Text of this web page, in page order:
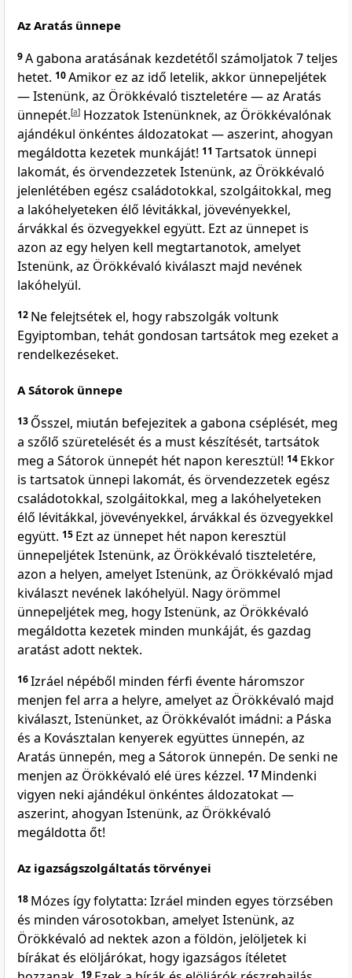
Az Aratás ünnepe
9A gabona aratásának kezdetétől számoljatok 7 teljes
hetet. 10Amikor ez az idő letelik, akkor ünnepeljétek
— Istenünk, az Örökkévaló tiszteletére — az Aratás
ünnepét.[a] Hozzatok Istenünknek, az Örökkévalónak
ajándékul önkéntes áldozatokat — aszerint, ahogyan
megáldotta kezetek munkáját! 11 Tartsatok ünnepi
lakomát, és örvendezzetek Istenünk, az Örökkévaló
jelenlétében egész családotokkal, szolgáitokkal, meg
a lakóhelyeteken élő lévitákkal, jövevényekkel,
árvákkal és özvegyekkel együtt. Ezt az ünnepet is
azon az egy helyen kell megtartanotok, amelyet
Istenünk, az Örökkévaló kiválaszt majd nevének
lakóhelyül.
12 Ne felejtsétek el, hogy rabszolgák voltunk
Egyiptomban, tehát gondosan tartsátok meg ezeket a
rendelkezéseket.
A Sátorok ünnepe
13 Ősszel, miután befejezitek a gabona cséplését, meg
a szőlő szüretelését és a must készítését, tartsátok
meg a Sátorok ünnepét hét napon keresztül! 14 Ekkor
is tartsatok ünnepi lakomát, és örvendezzetek egész
családotokkal, szolgáitokkal, meg a lakóhelyeteken
élő lévitákkal, jövevényekkel, árvákkal és özvegyekkel
együtt. 15 Ezt az ünnepet hét napon keresztül
ünnepeljétek Istenünk, az Örökkévaló tiszteletére,
azon a helyen, amelyet Istenünk, az Örökkévaló mjad
kiválaszt nevének lakóhelyül. Nagy örömmel
ünnepeljétek meg, hogy Istenünk, az Örökkévaló
megáldotta kezetek minden munkáját, és gazdag
aratást adott nektek.
16Izráel népéből minden férfi évente háromszor
menjen fel arra a helyre, amelyet az Örökkévaló majd
kiválaszt, Istenünket, az Örökkévalót imádni: a Páska
és a Kovásztalan kenyerek együttes ünnepén, az
Aratás ünnepén, meg a Sátorok ünnepén. De senki ne
menjen az Örökkévaló elé üres kézzel. 17 Mindenki
vigyen neki ajándékul önkéntes áldozatokat —
aszerint, ahogyan Istenünk, az Örökkévaló
megáldotta őt!
Az igazságszolgáltatás törvényei
18 Mózes így folytatta: Izráel minden egyes törzsében
és minden városotokban, amelyet Istenünk, az
Örökkévaló ad nektek azon a földön, jelöljetek ki
bírákat és elöljárókat, hogy igazságos ítéletet
19